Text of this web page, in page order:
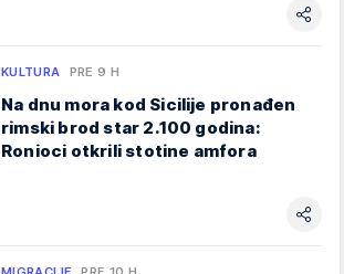
KULTURA PRE 9 H
Na dnu mora kod Sicilije pronađen
rimski brod star 2.100 godina:
Ronioci otkrili stotine amfora